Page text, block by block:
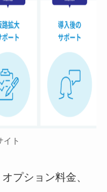
イト
プション料金、